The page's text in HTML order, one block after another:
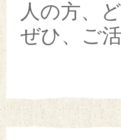
人の方、
ぜひ、ご